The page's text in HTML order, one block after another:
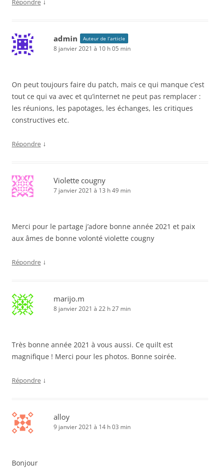
Répondre
admin Auteur de l’article
8 janvier 2021 à 10 h 05 min
On peut toujours faire du patch, mais ce qui manque c’est
tout ce qui va avec et qu’internet ne peut pas remplacer :
les réunions, les papotages, les échanges, les critiques
constructives etc.
Répondre ↓
Violette cougny
7 janvier 2021 à 13 h 49 min
Merci pour le partage j’adore bonne année 2021 et paix
aux âmes de bonne volonté violette cougny
Répondre ↓
marijo.m
8 janvier 2021 à 22 h 27 min
Très bonne année 2021 à vous aussi. Ce quilt est
magnifique ! Merci pour les photos. Bonne soirée.
Répondre ↓
alloy
9 janvier 2021 à 14 h 03 min
Bonjour